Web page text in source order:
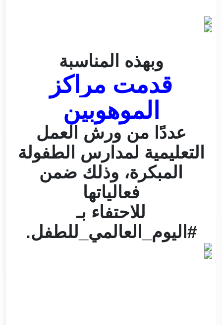
وبهذه المناسبة
قدمت مراكز
الموهوبين
عددًا من ورش العمل
التعليمية لمدارس الطفولة
المبكرة، وذلك ضمن
فعالياتها
للاحتفاء بـ
#اليوم_العالمي_للطفل.